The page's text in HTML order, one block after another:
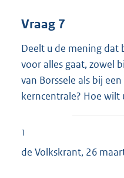
Vraag 7
Deelt u de mening dat
voor alles gaat, zowel
van Borssele als bij
kerncentrale? Hoe wilt
1
de Volkskrant, 26